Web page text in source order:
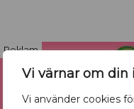
Vi värnar om
Vi använder cookies
Reklam